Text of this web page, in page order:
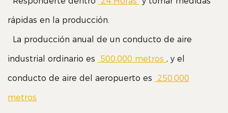
rápidas en la producción.
La producción anual de un conducto de aire
industrial ordinario es
500.000 metros , y el
conducto de aire del aeropuerto es
250.000
metros